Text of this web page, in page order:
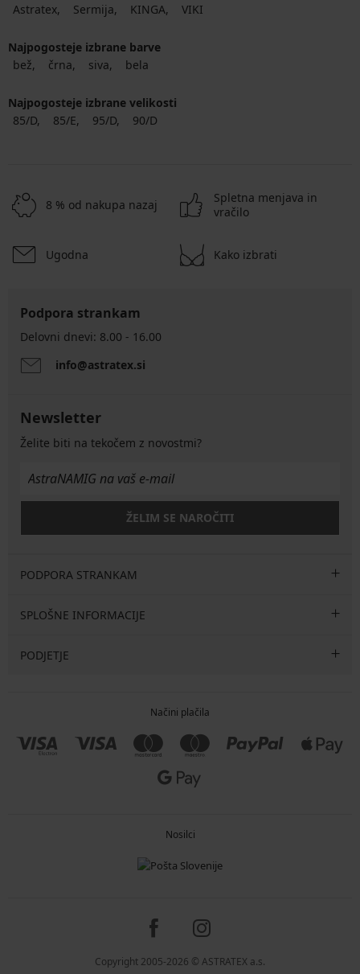
Astratex
Sermija KINGA VIKI
Najpogosteje izbrane barve
bež
črna siva bela
Najpogosteje izbrane velikosti
85/D
85/E 95/D 90/D
8 % od nakupa nazaj
Spletna menjava in
vračilo
Ugodna Kako izbrati
Podpora strankam
Delovni dnevi: 8.00 - 16.00
info@astratex.si
Newsletter
Želite biti na tekočem z novostmi?
ŽELIM SE NAROČITI
PODPORA STRANKAM
SPLOŠNE INFORMACIJE
PODJETJE
Načini plačila
Nosilci
Copyright 2005-2026 © ASTRATEX a.s.